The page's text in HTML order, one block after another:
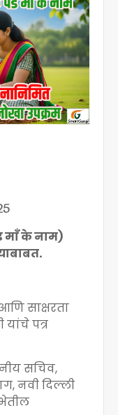
माँ के नाम)
साक्षरता
यांचे पत्र
सचिव,
नवी दिल्ली